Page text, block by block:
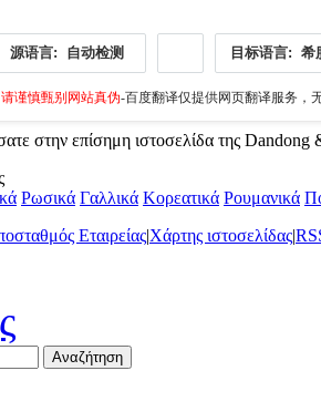
源语言: 自动检测 目标语言: 希
请谨慎甄别网站真伪-百度翻译仅提供网页翻译服务，